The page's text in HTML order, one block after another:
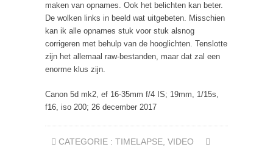
maken van opnames. Ook het belichten kan beter.
De wolken links in beeld wat uitgebeten. Misschien
kan ik alle opnames stuk voor stuk alsnog
corrigeren met behulp van de hooglichten. Tenslotte
zijn het allemaal raw-bestanden, maar dat zal een
enorme klus zijn.
Canon 5d mk2, ef 16-35mm f/4 IS; 19mm, 1/15s,
f16, iso 200; 26 december 2017
CATEGORIE : TIMELAPSE VIDEO